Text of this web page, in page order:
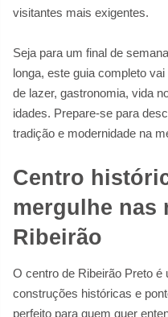
visitantes mais exigentes.
Seja para um final de
longa, este guia completo
de lazer, gastronomia, vida
idades. Prepare-se para
tradição e modernidade na
Centro
mergulhe nas
Ribeirão
O centro de Ribeirão Preto
construções históricas e
perfeito para quem quer